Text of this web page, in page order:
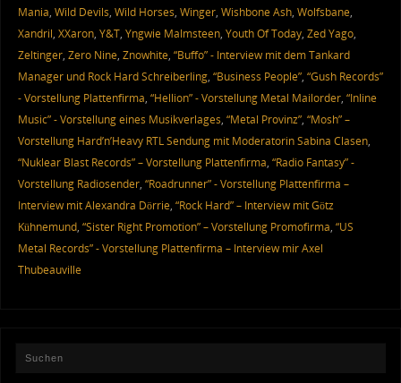
Mania, Wild Devils, Wild Horses, Winger, Wishbone Ash, Wolfsbane,
Xandril, XXaron, Y&T, Yngwie Malmsteen, Youth Of Today, Zed Yago,
Zeltinger, Zero Nine, Znowhite, “Buffo” - Interview mit dem Tankard
Manager und Rock Hard Schreiberling, “Business People”, “Gush Records”
- Vorstellung Plattenfirma, “Hellion” - Vorstellung Metal Mailorder, “Inline
Music” - Vorstellung eines Musikverlages, “Metal Provinz”, “Mosh” –
Vorstellung Hard’n’Heavy RTL Sendung mit Moderatorin Sabina Clasen,
“Nuklear Blast Records” – Vorstellung Plattenfirma, “Radio Fantasy” -
Vorstellung Radiosender, “Roadrunner” - Vorstellung Plattenfirma –
Interview mit Alexandra Dörrie, “Rock Hard” – Interview mit Götz
Kühnemund, “Sister Right Promotion” – Vorstellung Promofirma, “US
Metal Records” - Vorstellung Plattenfirma – Interview mir Axel
Thubeauville